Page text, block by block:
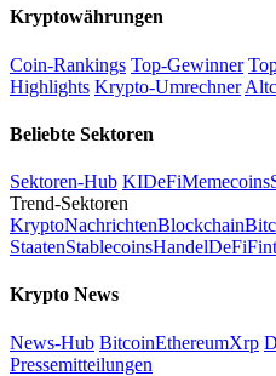
Kryptowährungen
Coin-Rankings Top-Gewinner
Highlights Krypto-Umrechner
Beliebte Sektoren
Sektoren-Hub KIDeFiMemecoins
Trend-Sektoren
KryptoNachrichtenBlockchain
StaatenStablecoinsHandelDeFi
Krypto News
News-Hub BitcoinEthereumXrp
Pressemitteilungen